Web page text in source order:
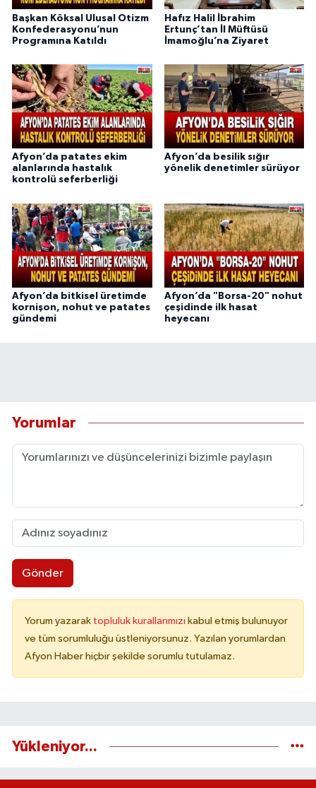
Başkan Köksal Ulusal Otizm
Konfederasyonu’nun
Programına Katıldı
Hafız Halil İbrahim
Ertunç’tan İl Müftüsü
İmamoğlu’na Ziyaret
Afyon’da patates ekim
alanlarında hastalık
kontrolü seferberliği
Afyon’da besilik sığır
yönelik denetimler sürüyor
Afyon’da bitkisel üretimde
kornişon, nohut ve patates
gündemi
Afyon’da "Borsa-20" nohut
çeşidinde ilk hasat
heyecanı
Yorumlar
Gönder
Yorum yazarak topluluk kurallarımızı kabul etmiş bulunuyor
ve tüm sorumluluğu üstleniyorsunuz. Yazılan yorumlardan
Afyon Haber hiçbir şekilde sorumlu tutulamaz.
Yükleniyor...